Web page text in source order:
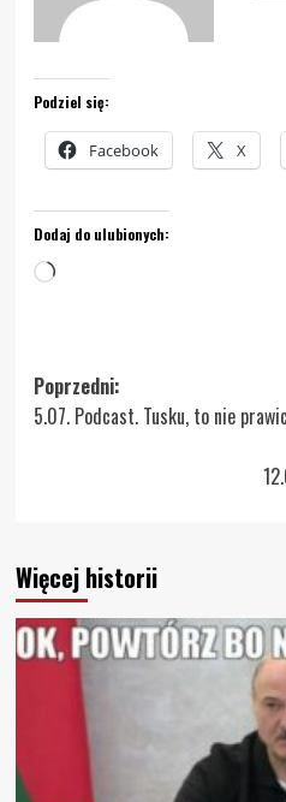
Podziel się:
Facebook X
Dodaj do ulubionych:
Wczytywanie…
Zobacz
wpisy
Poprzedni:
5.07. Podcast. Tusku, to nie
Więcej historii